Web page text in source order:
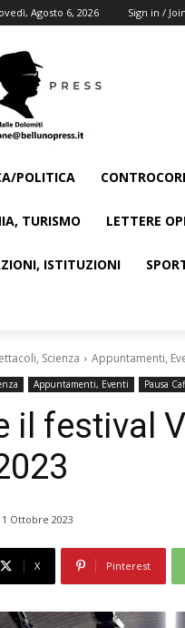
Agosto 6, 2026 Sign in / Join
POLITICA
TURISMO LETTERE
ISTITUZIONI
Scienza Appuntamenti,
Appuntamenti, Eventi Pausa
il festival
1 Ottobre 2023
X Pinterest